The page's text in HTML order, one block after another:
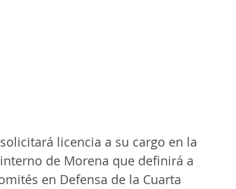
licencia a su cargo en la
de Morena que definirá a
en Defensa de la Cuarta